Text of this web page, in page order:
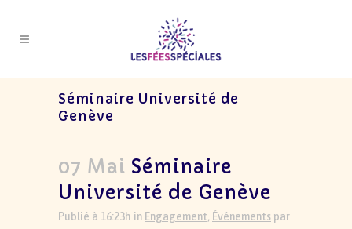
Séminaire Université de
Genève
07 Mai Séminaire
Université de Genève
Publié à 16:23h in Engagement, Événements par